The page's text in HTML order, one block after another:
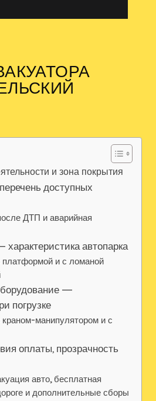
и зона покрытия
доступных
ДТП и аварийная
автопарка
платформой и с ломаной
—
погрузке
краном-манипулятором и с
оплаты, прозрачность
авто, бесплатная
и дополнительные сборы